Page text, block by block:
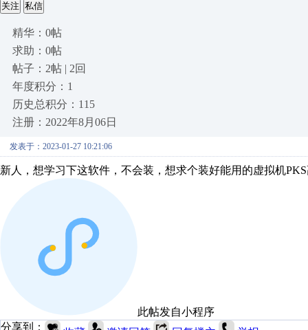
关注 私信
精华：0帖
求助：0帖
帖子：2帖 | 2回
年度积分：1
历史总积分：115
注册：2022年8月06日
发表于：2023-01-27 10:21:06
新人，想学习下这软件，不会装，想求个装好能用的虚拟机
此帖发自小程序
分享到：